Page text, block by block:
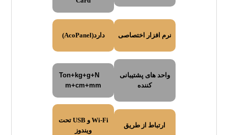
نرم افزار اختصاصی دارد(AcoPanel)
واحد های پشتیبانی
کننده
Ton+kg+g+N
m+cm+mm
ارتباط از طریق
Wi-Fi و USB تحت
ویندوز